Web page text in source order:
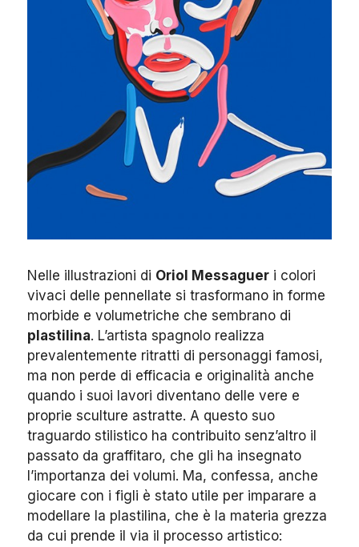
Nelle illustrazioni di Oriol Messaguer i colori
vivaci delle pennellate si trasformano in forme
morbide e volumetriche che sembrano di
plastilina. L’artista spagnolo realizza
prevalentemente ritratti di personaggi famosi,
ma non perde di efficacia e originalità anche
quando i suoi lavori diventano delle vere e
proprie sculture astratte. A questo suo
traguardo stilistico ha contribuito senz’altro il
passato da graffitaro, che gli ha insegnato
l’importanza dei volumi. Ma, confessa, anche
giocare con i figli è stato utile per imparare a
modellare la plastilina, che è la materia grezza
da cui prende il via il processo artistico: